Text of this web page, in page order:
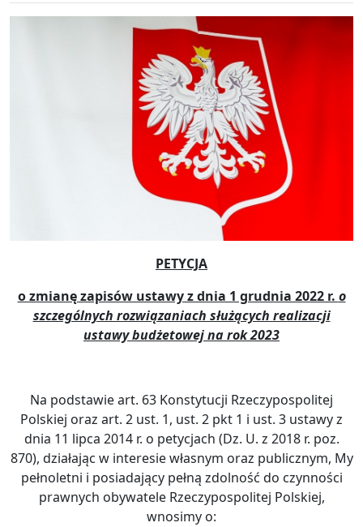
PETYCJA
o zmianę zapisów ustawy z dnia 1 grudnia 2022 r. o
szczególnych rozwiązaniach służących realizacji
ustawy budżetowej na rok 2023
Na podstawie art. 63 Konstytucji Rzeczypospolitej
Polskiej oraz art. 2 ust. 1, ust. 2 pkt 1 i ust. 3 ustawy z
dnia 11 lipca 2014 r. o petycjach (Dz. U. z 2018 r. poz.
870), działając w interesie własnym oraz publicznym, My
pełnoletni i posiadający pełną zdolność do czynności
prawnych obywatele Rzeczypospolitej Polskiej,
wnosimy o: